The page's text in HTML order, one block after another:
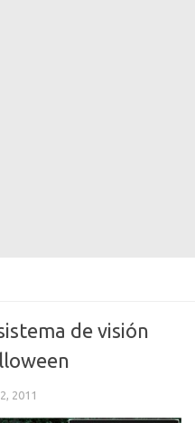
de visión
2011